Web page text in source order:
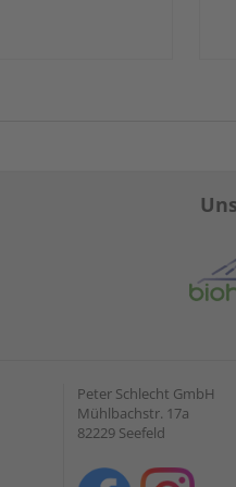
Peter Schlecht GmbH
Mühlbachstr. 17a
82229 Seefeld